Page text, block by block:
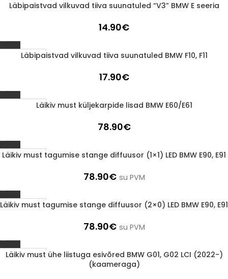
Läbimüüdud
Läbipaistvad vilkuvad tiiva suunatuled “V3” BMW E seeria
14.90€
1-3 d.d.
Läbipaistvad vilkuvad tiiva suunatuled BMW F10, F11
17.90€
1-3 d.d.Läikiv must küljekarpide lisad BMW E60/E61
78.90€
1-3 d.d.
Läikiv must tagumise stange diffuusor (1×1) LED BMW E90, E91
78.90€ su PVM
1-3 d.d.
Läikiv must tagumise stange diffuusor (2×0) LED BMW E90, E91
78.90€ su PVM
1-3 d.d.
Läikiv must ühe liistuga esivõred BMW G01, G02 LCI (2022-)
(kaameraga)